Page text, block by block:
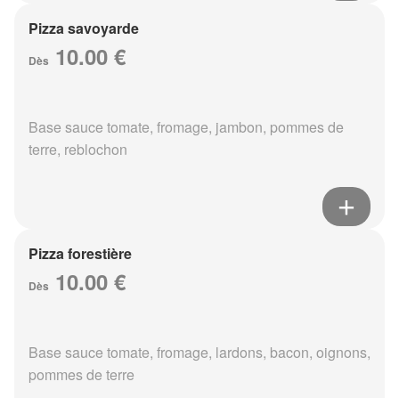
Pizza savoyarde
Dès 10.00 €
Base sauce tomate, fromage, jambon, pommes de
terre, reblochon
Pizza forestière
Dès 10.00 €
Base sauce tomate, fromage, lardons, bacon, oignons,
pommes de terre